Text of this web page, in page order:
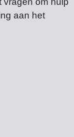
aan het